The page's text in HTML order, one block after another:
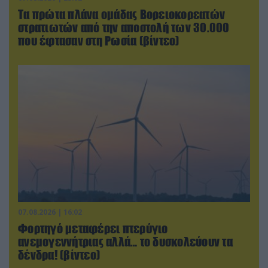
Τα πρώτα πλάνα ομάδας Βορειοκορεατών
στρατιωτών από την αποστολή των 30.000
που έφτασαν στη Ρωσία (βίντεο)
07.08.2026 | 16:02
Φορτηγό μεταφέρει πτερύγιο
ανεμογεννήτριας αλλά… το δυσκολεύουν τα
δένδρα! (βίντεο)